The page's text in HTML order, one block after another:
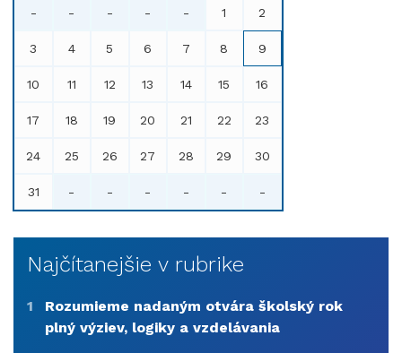
- - - - - 1 2
3 4 5 6 7 8 9
10 11 12 13 14 15 16
17 18 19 20 21 22 23
24 25 26 27 28 29 30
31 - - - - - -
Najčítanejšie v rubrike
1
Rozumieme nadaným otvára školský rok
plný výziev, logiky a vzdelávania